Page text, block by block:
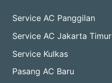
Service AC Panggilan
Service AC Jakarta Timur
Service Kulkas
Pasang AC Baru